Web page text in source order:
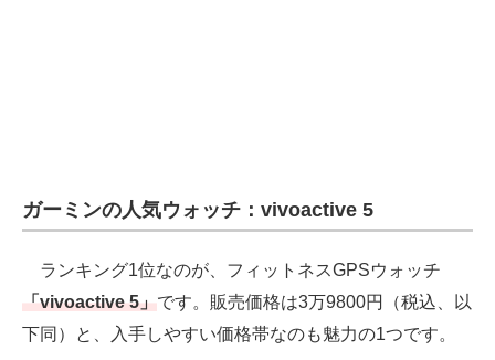
ガーミンの人気ウォッチ：vivoactive 5
ランキング1位なのが、フィットネスGPSウォッチ
「vivoactive 5」です。販売価格は3万9800円（税込、以
下同）と、入手しやすい価格帯なのも魅力の1つです。